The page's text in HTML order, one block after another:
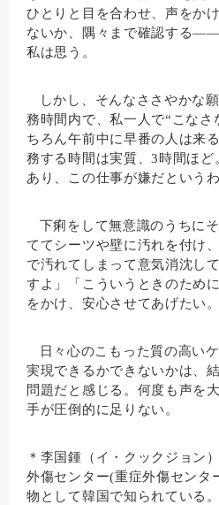
ひとりと目を合わせ、声をか
ないか、隅々まで確認する――
私は思う。
しかし、そんなささやかな
務時間内で、私一人で“こなさ
ちろん午前中に早番の人は来
務する時間は実質、3時間ほ
あり、この仕事が嫌だという
下痢をして無意識のうちに
ててシーツや壁に汚れを付け
で汚れてしまって意気消沈し
すよ」「こういうときのため
をかけ、安心させてあげたい。
日々心のこもった質の高い
実現できるかできないかは、
問題だと感じる。何度も声を
手が圧倒的に足りない。
＊李国鍾（イ・クックジョン
外傷センター(重症外傷センタ
物として韓国で知られている。